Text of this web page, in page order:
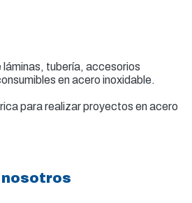
láminas, tubería, accesorios
en acero inoxidable.
para realizar proyectos en acero